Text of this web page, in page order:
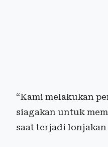
“Kami melakukan
siagakan untuk
saat terjadi